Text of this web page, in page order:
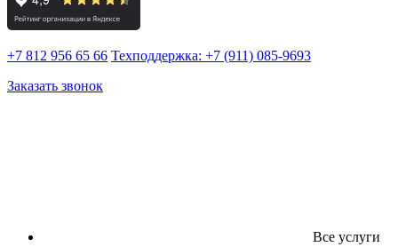
+7 812 956 65 66 Техподдержка: +7 (911) 085-9693
Заказать звонок
Все услуги